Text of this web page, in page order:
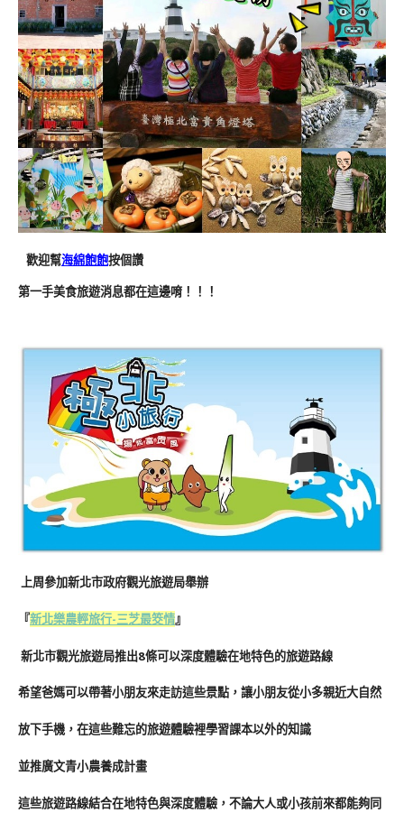
歡迎幫海綿飽飽按個讚
第一手美食旅遊消息都在這邊唷！！！
上周參加新北市政府觀光旅遊局舉辦
『新北樂農輕旅行-三芝最筊情』
新北市觀光旅遊局推出8條可以深度體驗在地特色的旅遊路線
希望爸媽可以帶著小朋友來走訪這些景點，讓小朋友從小多親近大自然
放下手機，在這些難忘的旅遊體驗裡學習課本以外的知識
並推廣文青小農養成計畫
這些旅遊路線結合在地特色與深度體驗，不論大人或小孩前來都能夠同